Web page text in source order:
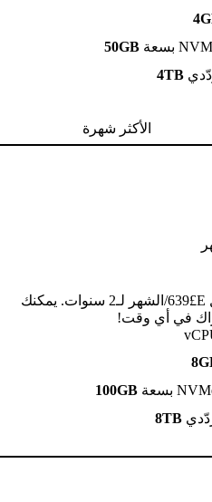
50GB
4TB
الأكثر شهرة
تتجدّد مقابل E£⁦639⁩/الشهر لـ2 سنوات. يمكنك
في أي وقت!
100GB
8TB